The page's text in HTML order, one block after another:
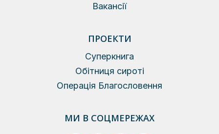
Вакансії
ПРОЕКТИ
Суперкнига
Обітниця сироті
Операція Благословення
МИ В СОЦМЕРЕЖАХ